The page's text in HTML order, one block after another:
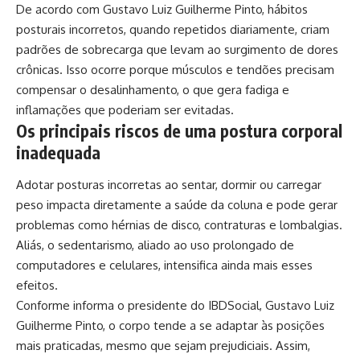
De acordo com Gustavo Luiz Guilherme Pinto, hábitos
posturais incorretos, quando repetidos diariamente, criam
padrões de sobrecarga que levam ao surgimento de dores
crônicas. Isso ocorre porque músculos e tendões precisam
compensar o desalinhamento, o que gera fadiga e
inflamações que poderiam ser evitadas.
Os principais riscos de uma postura corporal
inadequada
Adotar posturas incorretas ao sentar, dormir ou carregar
peso impacta diretamente a saúde da coluna e pode gerar
problemas como hérnias de disco, contraturas e lombalgias.
Aliás, o sedentarismo, aliado ao uso prolongado de
computadores e celulares, intensifica ainda mais esses
efeitos.
Conforme informa o presidente do IBDSocial, Gustavo Luiz
Guilherme Pinto, o corpo tende a se adaptar às posições
mais praticadas, mesmo que sejam prejudiciais. Assim,